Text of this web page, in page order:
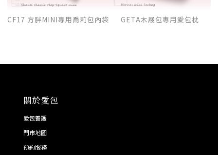
CF17 方胖MINI專用喬莉包內袋 GETA木屐包專用愛包枕
關於愛包
愛包養護
門市地圖
預約服務